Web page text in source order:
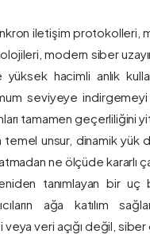
iletişim protokolleri,
modern siber
yüksek hacimli anlık
seviyeye
tamamen geçerliliğini
unsur, dinamik yük
ne ölçüde kararlı
tanımlayan bir
ağa katılım
veri açığı değil, siber